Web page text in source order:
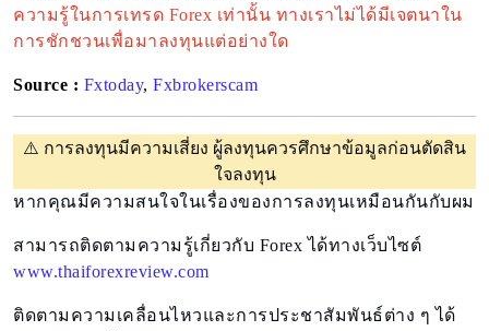
ความรู้ในการเทรด Forex เท่านั้น ทางเราไม่ได้มีเจตนาใน
การชักชวนเพื่อมาลงทุนแต่อย่างใด
Source : Fxtoday, Fxbrokerscam
⚠️ การลงทุนมีความเสี่ยง ผู้ลงทุนควรศึกษาข้อมูลก่อนตัดสิน
ใจลงทุน
หากคุณมีความสนใจในเรื่องของการลงทุนเหมือนกันกับผม
สามารถติดตามความรู้เกี่ยวกับ Forex ได้ทางเว็บไซต์
www.thaiforexreview.com
ติดตามความเคลื่อนไหวและการประชาสัมพันธ์ต่าง ๆ ได้